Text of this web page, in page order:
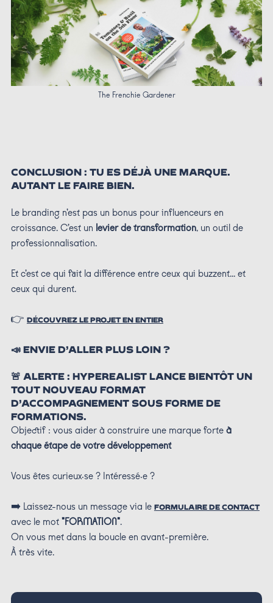
The Frenchie Gardener
CONCLUSION : TU ES DÉJÀ UNE MARQUE.
AUTANT LE FAIRE BIEN.
Le branding n’est pas un bonus pour influenceurs en
croissance. C’est un levier de transformation, un outil de
professionnalisation.
Et c’est ce qui fait la différence entre ceux qui buzzent... et
ceux qui durent.
👉 DÉCOUVREZ LE PROJET EN ENTIER
📣 ENVIE D’ALLER PLUS LOIN ?
🚨 ALERTE : HYPEREALIST LANCE BIENTÔT UN
TOUT NOUVEAU FORMAT
D’ACCOMPAGNEMENTSOUS FORME DE
FORMATIONS.
Objectif : vous aider à construire une marque forte à
chaque étape de votre développement
Vous êtes curieux·se ? Intéressé·e ?
➡️ Laissez-nous un message via le FORMULAIRE DE CONTACT
avec le mot "FORMATION".
On vous met dans la boucle en avant-première.
À très vite.